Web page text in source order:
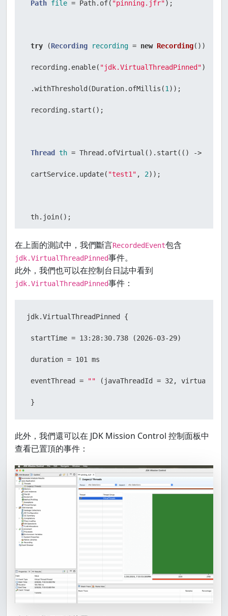
Path file = Path.of( "pinning.jfr");
try (Recording recording = new Recording()) {
recording.enable( "jdk.VirtualThreadPinned")
.withThreshold(Duration.ofMillis(1 ));
recording.start();
Thread th = Thread.ofVirtual().start(() ->
cartService.update( "test1" , 2));
th.join();
recording.dump(file);
}
System.out.println(event);
assertEquals("jdk.VirtualThreadPinned" ,
assertEquals("Virtual Thread Pinned",
}
}
Files.delete(file);
在上面的測試中，我們斷言RecordedEvent包含
jdk.VirtualThreadPinned事件。
此外，我們也可以在控制台日誌中看到
jdk.VirtualThreadPinned事件：
jdk.VirtualThreadPinned {
startTime = 13:28:30.738 (2026-03-29)
duration = 101 ms
eventThread = "" (javaThreadId = 32, virtual)
}
此外，我們還可以在 JDK Mission Control 控制面板中
查看已置頂的事件：